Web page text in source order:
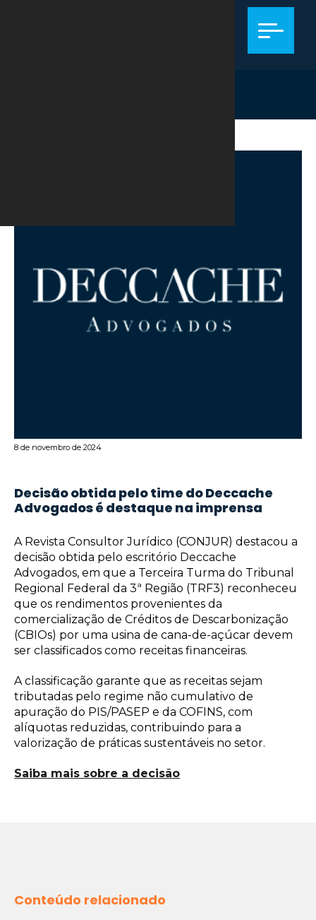
8 de novembro de 2024
Decisão obtida pelo time do Deccache
Advogados é destaque na imprensa
A Revista Consultor Jurídico (CONJUR) destacou a
decisão obtida pelo escritório Deccache
Advogados, em que a Terceira Turma do Tribunal
Regional Federal da 3ª Região (TRF3) reconheceu
que os rendimentos provenientes da
comercialização de Créditos de Descarbonização
(CBIOs) por uma usina de cana-de-açúcar devem
ser classificados como receitas financeiras.
A classificação garante que as receitas sejam
tributadas pelo regime não cumulativo de
apuração do PIS/PASEP e da COFINS, com
alíquotas reduzidas, contribuindo para a
valorização de práticas sustentáveis no setor.
Saiba mais sobre a decisão
Conteúdo relacionado